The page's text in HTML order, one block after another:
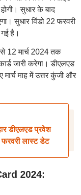
सुधार के बाद
सुधार विंडो 22 फरवरी
है।
से 12 मार्च 2024 तक
जारी करेगा। डीएलएड
मार्च माह में उत्तर कुंजी और
डीएलएड प्रवेश
फरवरी लास्ट डेट
2024: